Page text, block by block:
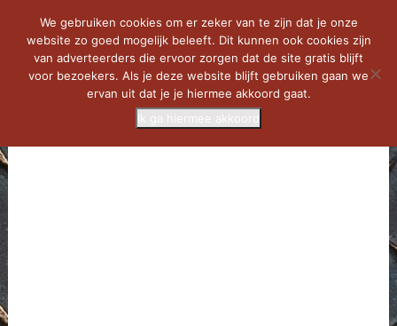
We gebruiken cookies om er zeker van te zijn dat je onze
website zo goed mogelijk beleeft. Dit kunnen ook cookies zijn
van adverteerders die ervoor zorgen dat de site gratis blijft
voor bezoekers. Als je deze website blijft gebruiken gaan we
ervan uit dat je je hiermee akkoord gaat.
Ik ga hiermee akkoord